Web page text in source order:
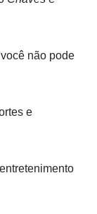
não pode
e